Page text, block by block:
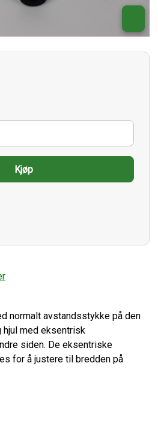
normalt avstandsstykke på den
hjul med eksentrisk
siden. De eksentriske
for å justere til bredden på